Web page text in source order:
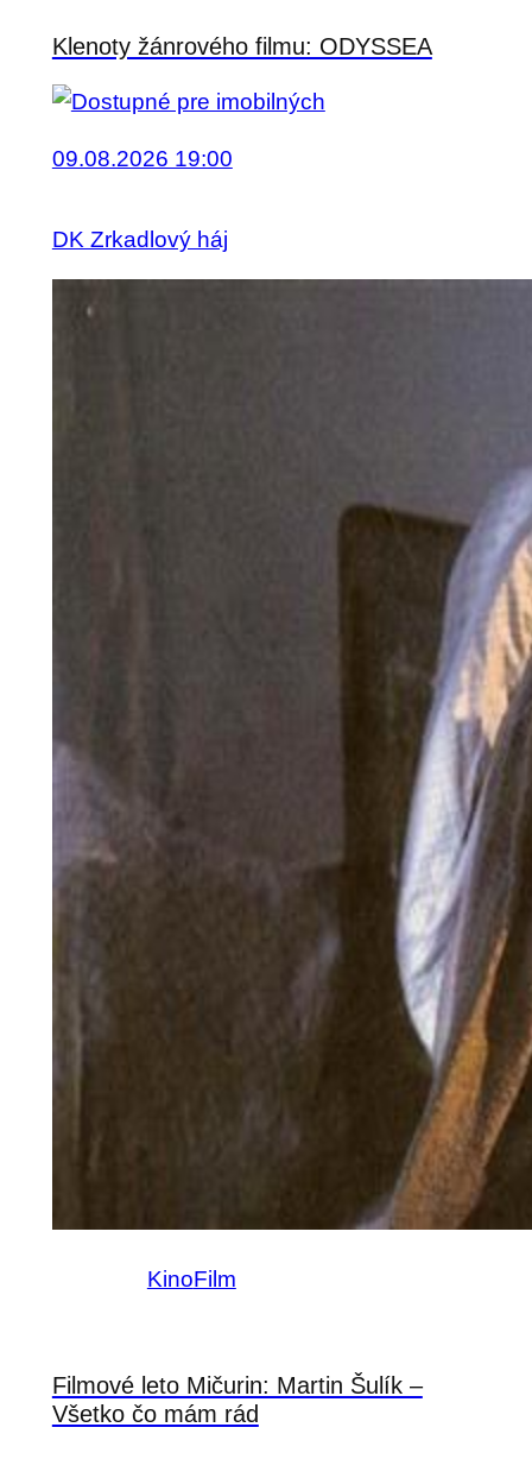
Klenoty žánrového filmu: ODYSSEA
09.08.2026 19:00
DK Zrkadlový háj
KinoFilm
Filmové leto Mičurin: Martin Šulík –
Všetko čo mám rád